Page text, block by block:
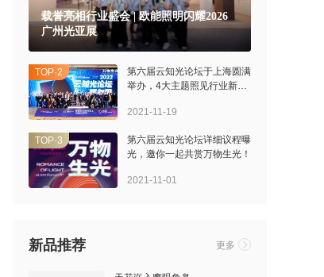
载誉亮相行业盛会 | 欧能照明闪耀2026
广州光亚展
TOP·2
第六届云知光论坛于上海圆满
举办，4大主题照见行业新动
2021-11-19
TOP·3
第六届云知光论坛详细议程曝
光，邀你一起共赏万物生光！
2021-11-01
新品推荐 更多